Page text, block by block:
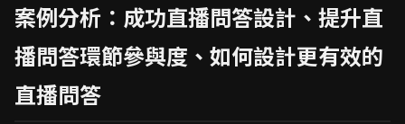
案例分析：成功直播問答設計、提升直
播問答環節參與度、如何設計更有效的
直播問答